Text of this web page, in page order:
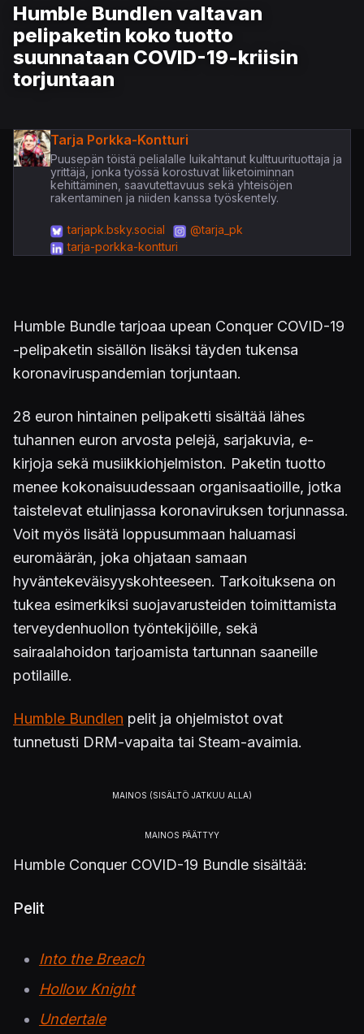
Humble Bundlen valtavan
pelipaketin koko tuotto
suunnataan COVID-19-kriisin
torjuntaan
Tarja Porkka-Kontturi
Puusepän töistä pelialalle luikahtanut kulttuurituottaja ja
yrittäjä, jonka työssä korostuvat liiketoiminnan
kehittäminen, saavutettavuus sekä yhteisöjen
rakentaminen ja niiden kanssa työskentely.
tarjapk.bsky.social
@tarja_pk
tarja-porkka-kontturi
Humble Bundle tarjoaa upean Conquer COVID-19
-pelipaketin sisällön lisäksi täyden tukensa
koronaviruspandemian torjuntaan.
28 euron hintainen pelipaketti sisältää lähes
tuhannen euron arvosta pelejä, sarjakuvia, e-
kirjoja sekä musiikkiohjelmiston. Paketin tuotto
menee kokonaisuudessaan organisaatioille, jotka
taistelevat etulinjassa koronaviruksen torjunnassa.
Voit myös lisätä loppusummaan haluamasi
euromäärän, joka ohjataan samaan
hyväntekeväisyyskohteeseen. Tarkoituksena on
tukea esimerkiksi suojavarusteiden toimittamista
terveydenhuollon työntekijöille, sekä
sairaalahoidon tarjoamista tartunnan saaneille
potilaille.
Humble Bundlen pelit ja ohjelmistot ovat
tunnetusti DRM-vapaita tai Steam-avaimia.
Humble Conquer COVID-19 Bundle sisältää:
Pelit
Into the Breach
Hollow Knight
Undertale